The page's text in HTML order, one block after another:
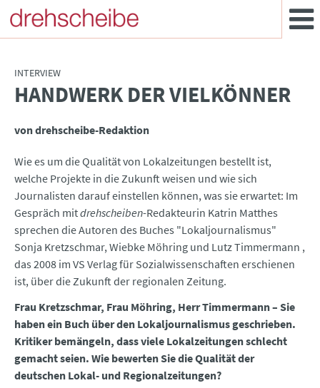
INTERVIEW
:HANDWERK DER VIELKÖNNER
von drehscheibe-Redaktion
Wie es um die Qualität von Lokalzeitungen bestellt ist,
welche Projekte in die Zukunft weisen und wie sich
Journalisten darauf einstellen können, was sie erwartet: Im
Gespräch mitdrehscheiben-Redakteurin Katrin Matthes
sprechen die Autoren des Buches "Lokaljournalismus"
Sonja Kretzschmar, Wiebke Möhring und Lutz Timmermann ,
das 2008 im VS Verlag für Sozialwissenschaften erschienen
ist, über die Zukunft der regionalen Zeitung.
Frau Kretzschmar, Frau Möhring, Herr Timmermann – Sie
haben ein Buch über den Lokaljournalismus geschrieben.
Kritiker bemängeln, dass viele Lokalzeitungen schlecht
gemacht seien. Wie bewerten Sie die Qualität der
deutschen Lokal- und Regionalzeitungen?